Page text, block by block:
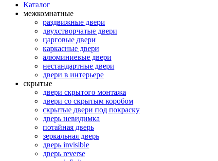
Каталог
межкомнатные
раздвижные двери
двухстворчатые двери
царговые двери
каркасные двери
алюминиевые двери
нестандартные двери
двери в интерьере
скрытые
двери скрытого монтажа
двери со скрытым коробом
скрытые двери под покраску
дверь невидимка
потайная дверь
зеркальная дверь
дверь invisible
дверь reverse